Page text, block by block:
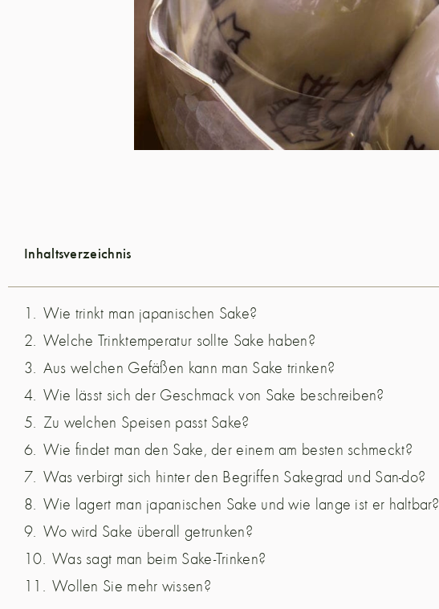
Inhaltsverzeichnis
Wie trinkt man japanischen Sake?
Welche Trinktemperatur sollte Sake haben?
Aus welchen Gefäßen kann man Sake trinken?
Wie lässt sich der Geschmack von Sake beschreiben?
Zu welchen Speisen passt Sake?
Wie findet man den Sake, der einem am besten schmeckt?
Was verbirgt sich hinter den Begriffen Sakegrad und San-do?
Wie lagert man japanischen Sake und wie lange ist er haltbar?
Wo wird Sake überall getrunken?
Was sagt man beim Sake-Trinken?
Wollen Sie mehr wissen?